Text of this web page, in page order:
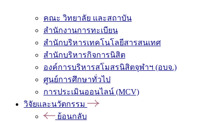
คณะ วิทยาลัย และสถาบัน
สำนักงานการทะเบียน
สำนักบริหารเทคโนโลยีสารสนเทศ
สำนักบริหารกิจการนิสิต
องค์การบริหารสโมสรนิสิตจุฬาฯ (อบจ.)
ศูนย์การศึกษาทั่วไป
การประเมินออนไลน์ (MCV)
วิจัยและนวัตกรรม
ย้อนกลับ